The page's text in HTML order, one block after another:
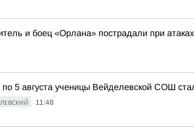
и боец «Орлана» пострадали при
5 августа ученицы Вейделевской СОШ
11:48